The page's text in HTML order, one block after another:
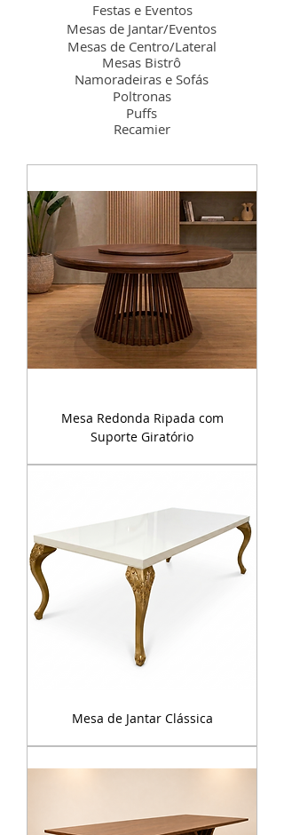
Festas e Eventos
Mesas de Jantar/Eventos
Mesas de Centro/Lateral
Mesas Bistrô
Namoradeiras e Sofás
Poltronas
Puffs
Recamier
Mesa Redonda Ripada com
Suporte Giratório
Mesa de Jantar Clássica